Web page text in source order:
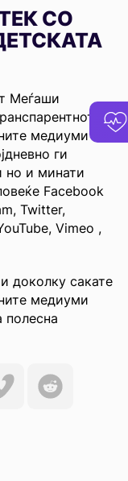
СО
Меѓаши
и
медиуми
ги
но и минати
Facebook
Twitter,
Vimeo ,
доколку сакате
медиуми
полесна